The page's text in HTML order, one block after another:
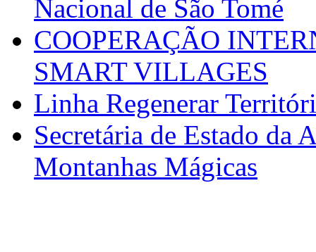
Nacional de São Tomé
COOPERAÇÃO
SMART VILLAGES
Linha Regenerar
Secretária de Estado da
Montanhas Mágicas